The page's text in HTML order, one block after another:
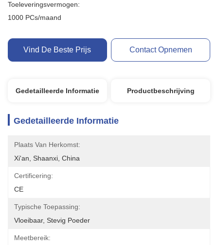
Toeleveringsvermogen:
1000 PCs/maand
Vind De Beste Prijs Contact Opnemen
Gedetailleerde Informatie Productbeschrijving
Gedetailleerde Informatie
Plaats Van Herkomst:
Xi'an, Shaanxi, China
Certificering:
CE
Typische Toepassing:
Vloeibaar, Stevig Poeder
Meetbereik: